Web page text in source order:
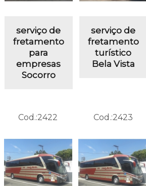
serviço de
fretamento
para
empresas
Socorro
serviço de
fretamento
turístico
Bela Vista
Cod.:2422 Cod.:2423